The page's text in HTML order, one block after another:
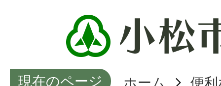
現在のページ ホーム
便